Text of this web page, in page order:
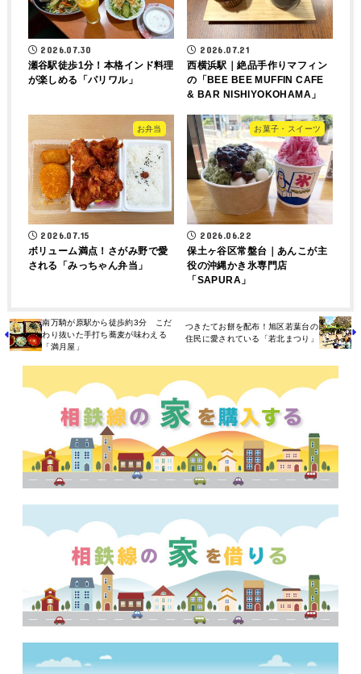
2026.07.30
瀬谷駅徒歩1分！本格インド料理
が楽しめる「パリワル」
2026.07.21
西横浜駅｜絶品手作りマフィン
の「BEE BEE MUFFIN CAFE
& BAR NISHIYOKOHAMA」
お弁当
2026.07.15
ボリューム満点！さがみ野で愛
される「みっちゃん弁当」
お菓子・スイーツ
2026.06.22
保土ヶ谷区常盤台｜あんこが主
役の沖縄かき氷専門店
「SAPURA」
南万騎が原駅から徒歩約3分 こだ
わり抜いた手打ち蕎麦が味わえる
「満月屋」
つきたてお餅を配布！旭区若葉台の
住民に愛されている「若北まつり」